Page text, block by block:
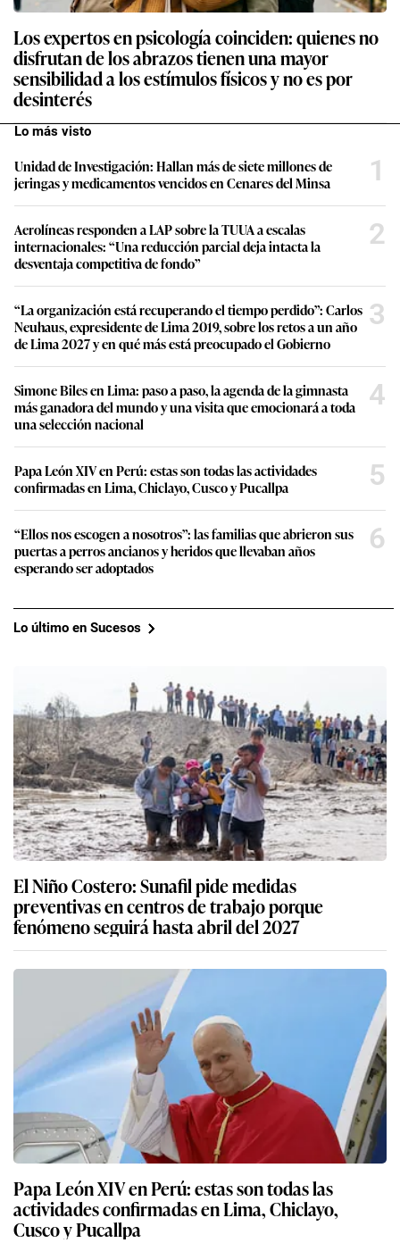
Los expertos en psicología coinciden: quienes no
disfrutan de los abrazos tienen una mayor
sensibilidad a los estímulos físicos y no es por
desinterés
Lo más visto
Unidad de Investigación: Hallan más de siete millones de
jeringas y medicamentos vencidos en Cenares del Minsa
1
Aerolíneas responden a LAP sobre la TUUA a escalas
internacionales: “Una reducción parcial deja intacta la
desventaja competitiva de fondo”
2
“La organización está recuperando el tiempo perdido”: Carlos
Neuhaus, expresidente de Lima 2019, sobre los retos a un año
de Lima 2027 y en qué más está preocupado el Gobierno
3
Simone Biles en Lima: paso a paso, la agenda de la gimnasta
más ganadora del mundo y una visita que emocionará a toda
una selección nacional
4
Papa León XIV en Perú: estas son todas las actividades
confirmadas en Lima, Chiclayo, Cusco y Pucallpa
5
“Ellos nos escogen a nosotros”: las familias que abrieron sus
puertas a perros ancianos y heridos que llevaban años
esperando ser adoptados
6
Lo último en Sucesos
El Niño Costero: Sunafil pide medidas
preventivas en centros de trabajo porque
fenómeno seguirá hasta abril del 2027
Papa León XIV en Perú: estas son todas las
actividades confirmadas en Lima, Chiclayo,
Cusco y Pucallpa